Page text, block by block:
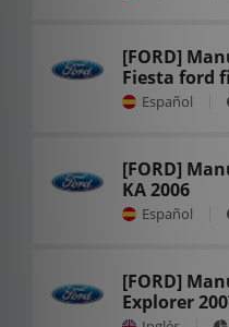
[FORD]
Fiesta ford
Español
[FORD]
KA 2006
Español
[FORD]
Explorer